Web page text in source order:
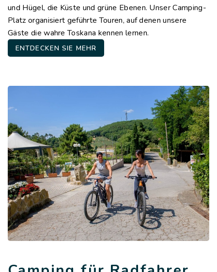
und Hügel, die Küste und grüne Ebenen. Unser Camping-
Platz organisiert geführte Touren, auf denen unsere
Gäste die wahre Toskana kennen lernen.
ENTDECKEN SIE MEHR